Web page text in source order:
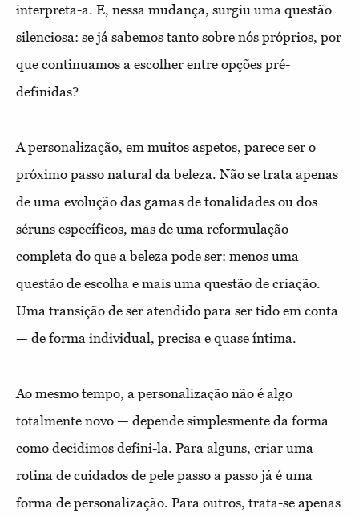
interpreta-a. E, nessa mudança, surgiu uma questão
silenciosa: se já sabemos tanto sobre nós próprios, por
que continuamos a escolher entre opções pré-
definidas?
A personalização, em muitos aspetos, parece ser o
próximo passo natural da beleza. Não se trata apenas
de uma evolução das gamas de tonalidades ou dos
séruns específicos, mas de uma reformulação
completa do que a beleza pode ser: menos uma
questão de escolha e mais uma questão de criação.
Uma transição de ser atendido para ser tido em conta
— de forma individual, precisa e quase íntima.
Ao mesmo tempo, a personalização não é algo
totalmente novo — depende simplesmente da forma
como decidimos defini-la. Para alguns, criar uma
rotina de cuidados de pele passo a passo já é uma
forma de personalização. Para outros, trata-se apenas